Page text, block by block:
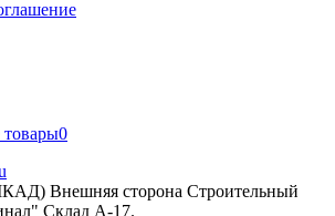
0
Внешняя сторона Строительный
Склад А-17.